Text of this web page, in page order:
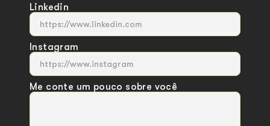
Linkedin
Instagram
Me conte um pouco sobre você